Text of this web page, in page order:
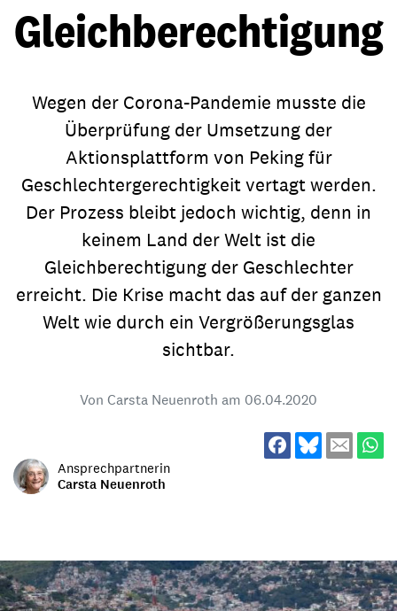
Gleichberechtigung
Wegen der Corona-Pandemie musste die
Überprüfung der Umsetzung der
Aktionsplattform von Peking für
Geschlechtergerechtigkeit vertagt werden.
Der Prozess bleibt jedoch wichtig, denn in
keinem Land der Welt ist die
Gleichberechtigung der Geschlechter
erreicht. Die Krise macht das auf der ganzen
Welt wie durch ein Vergrößerungsglas
sichtbar.
Von Carsta Neuenroth am 06.04.2020
Ansprechpartnerin
Carsta Neuenroth